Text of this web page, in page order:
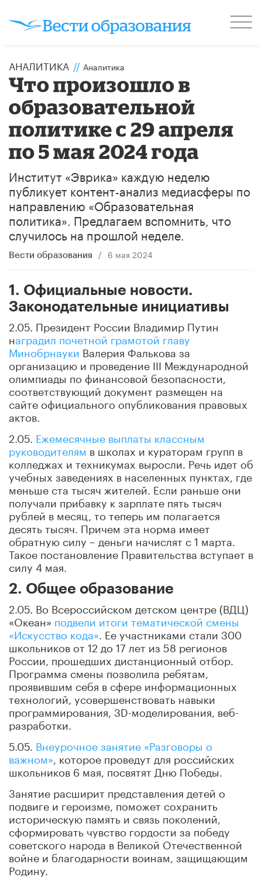
АНАЛИТИКА // Аналитика
Что произошло в
образовательной
политике с 29 апреля
по 5 мая 2024 года
Институт «Эврика» каждую неделю
публикует контент-анализ медиасферы по
направлению «Образовательная
политика». Предлагаем вспомнить, что
случилось на прошлой неделе.
Вести образования / 6 мая 2024
1. Официальные новости.
Законодательные инициативы
2.05. Президент России Владимир Путин
наградил почетной грамотой главу
Минобрнауки Валерия Фалькова за
организацию и проведение III Международной
олимпиады по финансовой безопасности,
соответствующий документ размещен на
сайте официального опубликования правовых
актов.
2.05. Ежемесячные выплаты классным
руководителям в школах и кураторам групп в
колледжах и техникумах выросли. Речь идет об
учебных заведениях в населенных пунктах, где
меньше ста тысяч жителей. Если раньше они
получали прибавку к зарплате пять тысяч
рублей в месяц, то теперь им полагается
десять тысяч. Причем эта норма имеет
обратную силу – деньги начислят с 1 марта.
Такое постановление Правительства вступает в
силу 4 мая.
2. Общее образование
2.05. Во Всероссийском детском центре (ВДЦ)
«Океан» подвели итоги тематической смены
«Искусство кода» . Ее участниками стали 300
школьников от 12 до 17 лет из 58 регионов
России, прошедших дистанционный отбор.
Программа смены позволила ребятам,
проявившим себя в сфере информационных
технологий, усовершенствовать навыки
программирования, 3D-моделирования, веб-
разработки.
5.05. Внеурочное занятие «Разговоры о
важном», которое проведут для российских
школьников 6 мая, посвятят Дню Победы.
Занятие расширит представления детей о
подвиге и героизме, поможет сохранить
историческую память и связь поколений,
сформировать чувство гордости за победу
советского народа в Великой Отечественной
войне и благодарности воинам, защищающим
Родину.